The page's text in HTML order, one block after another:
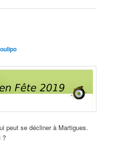
peut se décliner à Martigues.
?